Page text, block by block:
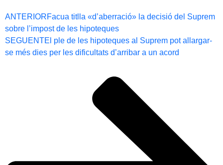
ANTERIORFacua titlla «d’aberració» la decisió del Suprem
sobre l’impost de les hipoteques
SEGUENTEl ple de les hipoteques al Suprem pot allargar-
se més dies per les dificultats d’arribar a un acord